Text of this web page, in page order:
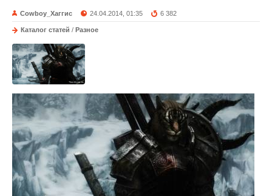
Cowboy_Хаггис 24.04.2014, 01:35 6 382
Каталог статей / Разное